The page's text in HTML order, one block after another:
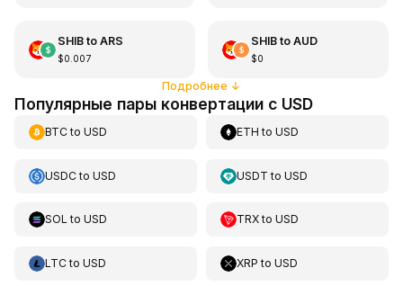
SHIBto ARS
$0.007
SHIBto AUD
$0
Подробнее ↓
Популярные пары конвертации с USD
BTCto USD ETH toUSD
USDCto USD USDT toUSD
SOL to USD TRXtoUSD
LTCto USD XRP toUSD